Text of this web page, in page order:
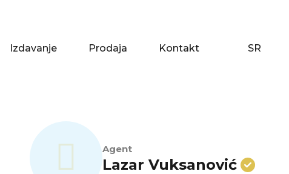
Izdavanje Prodaja Kontakt SR
Izdavanje Prodaja Kontakt SR
Agent
Lazar Vuksanović